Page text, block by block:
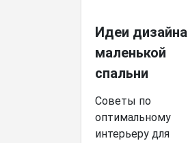
Идеи дизайна
маленькой
спальни
Советы по
оптимальному
интерьеру для